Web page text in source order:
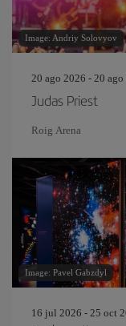
Image: Andriy Solovyov
20 ago 2026 - 20 ago
Judas Priest
Roig Arena
Image: Pavel Gabzdyl
16 jul 2026 - 25 oct